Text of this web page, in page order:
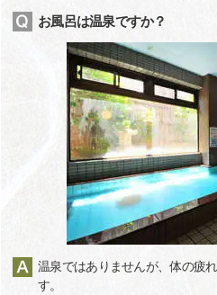
お風呂は温泉ですか？
温泉ではありませんが、体の疲
す。